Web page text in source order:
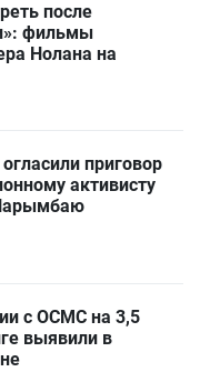
после
фильмы
Нолана на
приговор
активисту
с ОСМС на 3,5
выявили в